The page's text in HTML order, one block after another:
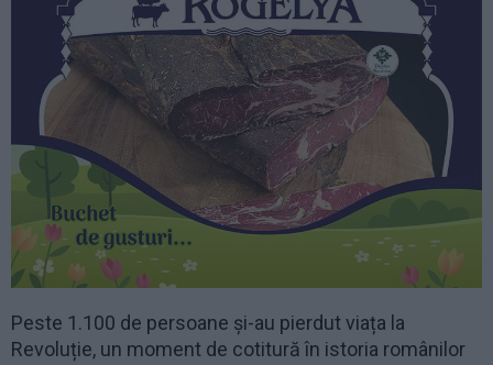
Peste 1.100 de persoane și-au pierdut viața la
Revoluție, un moment de cotitură în istoria românilor